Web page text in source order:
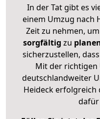
In der Tat gibt es
einem Umzug nach
Zeit zu nehmen,
sorgfältig zu
sicherzustellen,
Mit der richtigen
deutschlandweiter
Heideck
dafür